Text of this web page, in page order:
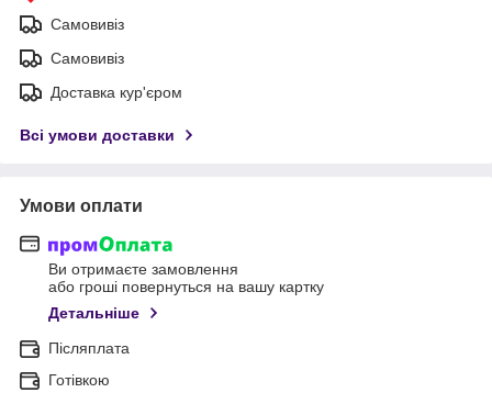
Самовивіз
Самовивіз
Доставка кур'єром
Всі умови доставки
Умови оплати
Ви отримаєте замовлення
або гроші повернуться на вашу картку
Детальніше
Післяплата
Готівкою